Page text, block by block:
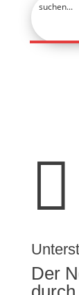

Der